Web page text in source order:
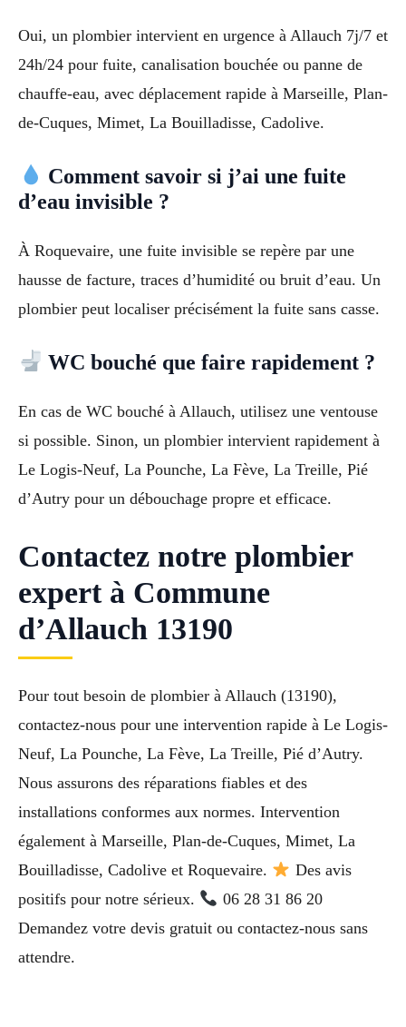
Oui, un plombier intervient en urgence à Allauch 7j/7 et
24h/24 pour fuite, canalisation bouchée ou panne de
chauffe-eau, avec déplacement rapide à Marseille, Plan-
de-Cuques, Mimet, La Bouilladisse, Cadolive.
Comment savoir si j’ai une fuite
d’eau invisible ?
À Roquevaire, une fuite invisible se repère par une
hausse de facture, traces d’humidité ou bruit d’eau. Un
plombier peut localiser précisément la fuite sans casse.
WC bouché que faire rapidement ?
En cas de WC bouché à Allauch, utilisez une ventouse
si possible. Sinon, un plombier intervient rapidement à
Le Logis-Neuf, La Pounche, La Fève, La Treille, Pié
d’Autry pour un débouchage propre et efficace.
Contactez notre plombier
expert à Commune
d’Allauch 13190
Pour tout besoin de plombier à Allauch (13190),
contactez-nous pour une intervention rapide à Le Logis-
Neuf, La Pounche, La Fève, La Treille, Pié d’Autry.
Nous assurons des réparations fiables et des
installations conformes aux normes. Intervention
également à Marseille, Plan-de-Cuques, Mimet, La
Bouilladisse, Cadolive et Roquevaire.
Des avis
positifs pour notre sérieux.
06 28 31 86 20
Demandez votre devis gratuit ou contactez-nous sans
attendre.